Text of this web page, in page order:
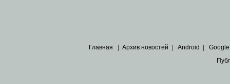
Главная Архив новостей Android Google